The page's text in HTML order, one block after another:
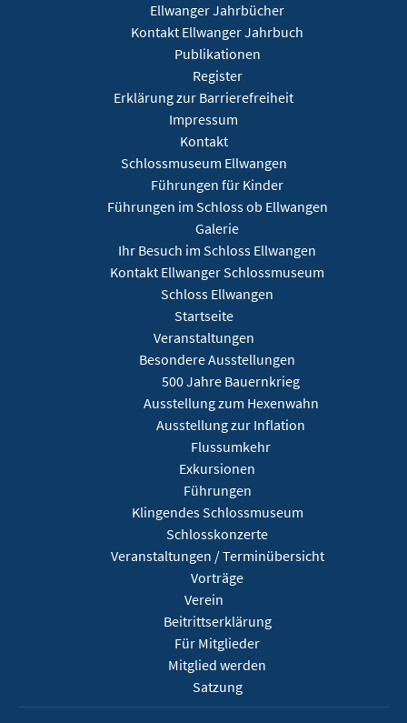
Ellwanger Jahrbücher
Kontakt Ellwanger Jahrbuch
Publikationen
Register
Erklärung zur Barrierefreiheit
Impressum
Kontakt
Schlossmuseum Ellwangen
Führungen für Kinder
Führungen im Schloss ob Ellwangen
Galerie
Ihr Besuch im Schloss Ellwangen
Kontakt Ellwanger Schlossmuseum
Schloss Ellwangen
Startseite
Veranstaltungen
Besondere Ausstellungen
500 Jahre Bauernkrieg
Ausstellung zum Hexenwahn
Ausstellung zur Inflation
Flussumkehr
Exkursionen
Führungen
Klingendes Schlossmuseum
Schlosskonzerte
Veranstaltungen / Terminübersicht
Vorträge
Verein
Beitrittserklärung
Für Mitglieder
Mitglied werden
Satzung